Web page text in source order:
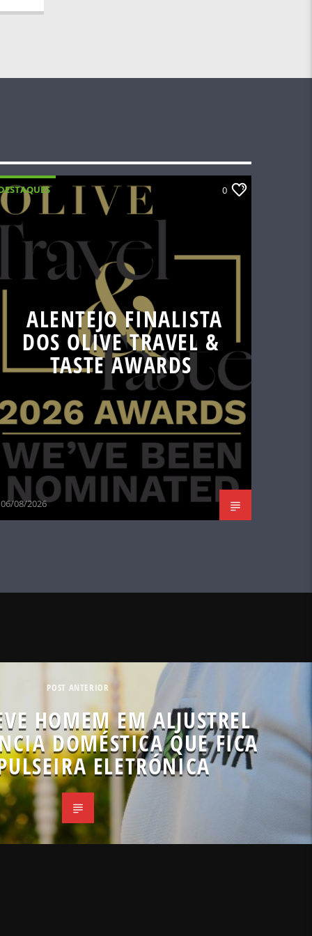
0
ALENTEJO FINALISTA
DOS OLIVE TRAVEL &
TASTE AWARDS
06/08/2026
POST ANTERIOR
HOMEM EM ALJUSTREL
DOMÉSTICA QUE FICA
ELETRÓNICA